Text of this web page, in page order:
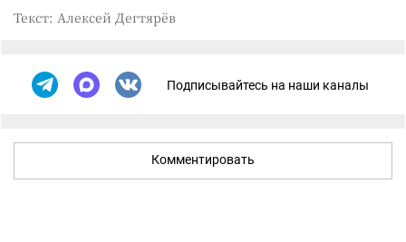
Текст: Алексей Дегтярёв
Подписывайтесь на наши каналы
Комментировать